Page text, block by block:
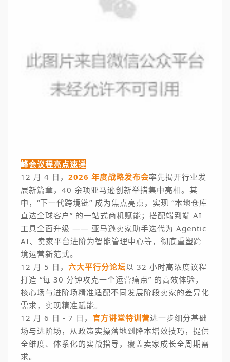
峰会议程亮点速递
12 月 4 日， 2026 年度战略发布会率先揭开行业发
展新篇章，40 余项亚马逊创新举措集中亮相。其
中，“下一代跨境链” 成为焦点亮点，实现 “本地仓库
直达全球客户” 的一站式商机赋能；搭配端到端 AI
工具全面升级 —— 亚马逊卖家助手迭代为 Agentic
AI、卖家平台进阶为智能管理中心等，彻底重塑跨
境运营新范式。
12 月 5 日， 六大平行分论坛以 32 小时高浓度议程
打造 “每 30 分钟攻克一个运营痛点” 的高效体验，
核心场与进阶场精准适配不同发展阶段卖家的差异化
需求，实现精准赋能。
12 月 6 日 - 7 日， 官方讲堂特训营进一步细分基础
场与进阶场，从政策实操落地到降本增效技巧，提供
全维度、体系化的实战指导，覆盖卖家成长全周期需
求。